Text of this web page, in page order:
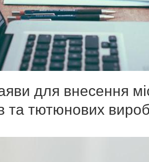
для внесення
та тютюнових